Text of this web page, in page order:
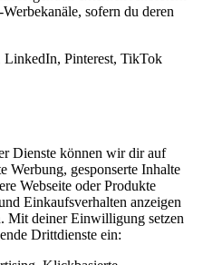
sofern du deren
Pinterest, TikTok
Dienste können wir dir auf
Werbung, gesponserte Inhalte
Webseite oder Produkte
Einkaufsverhalten anzeigen
Mit deiner Einwilligung setzen
Drittdienste ein: